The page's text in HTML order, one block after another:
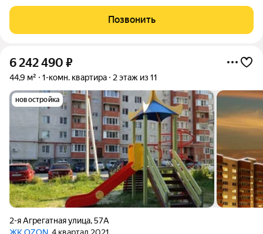
недвижимость под реализацию. Квартира с черновой
отделкой, поквартирное отопление, окна и трубы
Позвонить
6 242 490 ₽
44,9 м² 1-комн. квартира 2 этаж из 11
новостройка
2-я Агрегатная улица,57А